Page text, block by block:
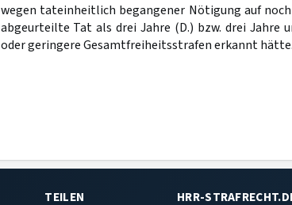
wegen tateinheitlich begangener Nötigung auf
abgeurteilte Tat als drei Jahre (D.) bzw. drei Jahre
oder geringere Gesamtfreiheitsstrafen erkannt hätte.
TEILEN HRR-